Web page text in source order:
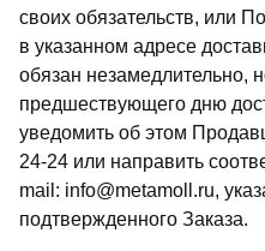
своих обязательств, или
в указанном адресе
обязан незамедлительно,
предшествующего дню
уведомить об этом
24-24 или направить
mail: info@metamoll.ru,
подтвержденного Заказа.